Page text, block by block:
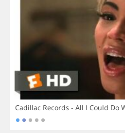
Cadillac Records - All I Could Do